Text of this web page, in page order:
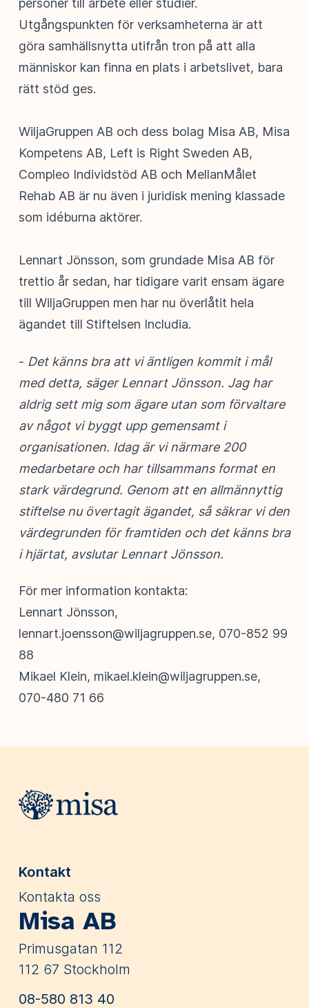
personer till arbete eller studier.
Utgångspunkten för verksamheterna är att
göra samhällsnytta utifrån tron på att alla
människor kan finna en plats i arbetslivet, bara
rätt stöd ges.
WiljaGruppen AB och dess bolag Misa AB, Misa
Kompetens AB, Left is Right Sweden AB,
Compleo Individstöd AB och MellanMålet
Rehab AB är nu även i juridisk mening klassade
som idéburna aktörer.
Lennart Jönsson, som grundade Misa AB för
trettio år sedan, har tidigare varit ensam ägare
till WiljaGruppen men har nu överlåtit hela
ägandet till Stiftelsen Includia.
- Det känns bra att vi äntligen kommit i mål
med detta, säger Lennart Jönsson. Jag har
aldrig sett mig som ägare utan som förvaltare
av något vi byggt upp gemensamt i
organisationen. Idag är vi närmare 200
medarbetare och har tillsammans format en
stark värdegrund. Genom att en allmännyttig
stiftelse nu övertagit ägandet, så säkrar vi den
värdegrunden för framtiden och det känns bra
i hjärtat, avslutar Lennart Jönsson.
För mer information kontakta:
Lennart Jönsson,
lennart.joensson@wiljagruppen.se, 070-852 99
88
Mikael Klein, mikael.klein@wiljagruppen.se,
070-480 71 66
Webbplatsens sidfot
Kontakt
Kontakta oss
Misa AB
Primusgatan 112
112 67 Stockholm
08-580 813 40